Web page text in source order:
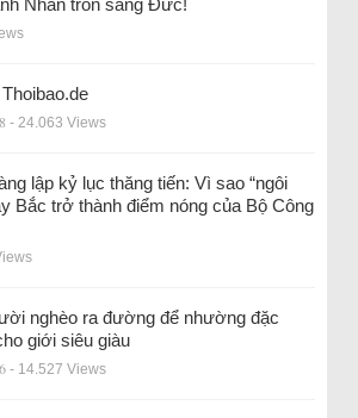
Nhàn trốn sang Đức!
- 24.063 Views
lập kỷ lục thăng tiến: Vì sao “ngôi
Bắc trở thành điểm nóng của Bộ Công
nghèo ra đường để nhường đặc
giới siêu giàu
- 14.527 Views